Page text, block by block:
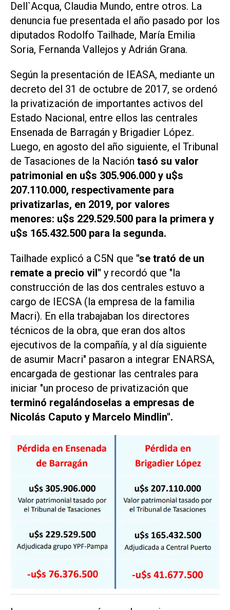
Dell`Acqua, Claudia Mundo, entre otros. La
denuncia fue presentada el año pasado por los
diputados Rodolfo Tailhade, María Emilia
Soria, Fernanda Vallejos y Adrián Grana.
Según la presentación de IEASA, mediante un
decreto del 31 de octubre de 2017, se ordenó
la privatización de importantes activos del
Estado Nacional, entre ellos las centrales
Ensenada de Barragán y Brigadier López.
Luego, en agosto del año siguiente, el Tribunal
de Tasaciones de la Nación tasó su valor
patrimonial en u$s 305.906.000 y u$s
207.110.000, respectivamente para
privatizarlas, en 2019, por valores
menores: u$s 229.529.500 para la primera y
u$s 165.432.500 para la segunda.
Tailhade explicó a C5N que "se trató de un
remate a precio vil" y recordó que "la
construcción de las dos centrales estuvo a
cargo de IECSA (la empresa de la familia
Macri). En ella trabajaban los directores
técnicos de la obra, que eran dos altos
ejecutivos de la compañía, y al día siguiente
de asumir Macri" pasaron a integrar ENARSA,
encargada de gestionar las centrales para
iniciar "un proceso de privatización que
terminó regalándoselas a empresas de
Nicolás Caputo y Marcelo Mindlin".